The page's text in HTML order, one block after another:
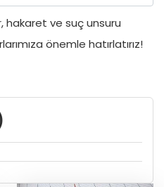
hakaret ve suç unsuru
önemle hatırlatırız!